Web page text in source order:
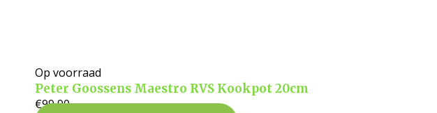
Op voorraad
Peter Goossens Maestro RVS Kookpot 20cm
€99,90